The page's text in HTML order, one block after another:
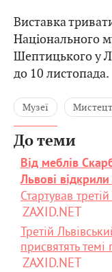
Виставка
Національного
Шептицького у
до 10 листопада.
Музеї
До теми
Від меблів
Львові
Стартував
ZAXID.NET
Третій
присвятять темі
ZAXID.NET